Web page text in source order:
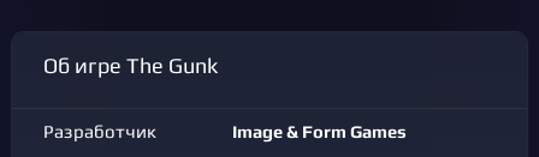
Об игре The Gunk
Разработчик Image & Form Games